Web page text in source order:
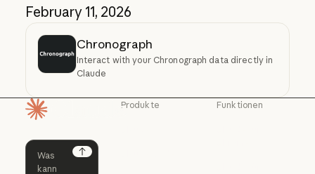
February 11, 2026
Chronograph
Interact with your Chronograph data directly in
Claude
Next
Produkte Funktionen